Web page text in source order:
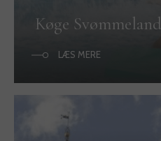
Køge Svømmeland
LÆS MERE